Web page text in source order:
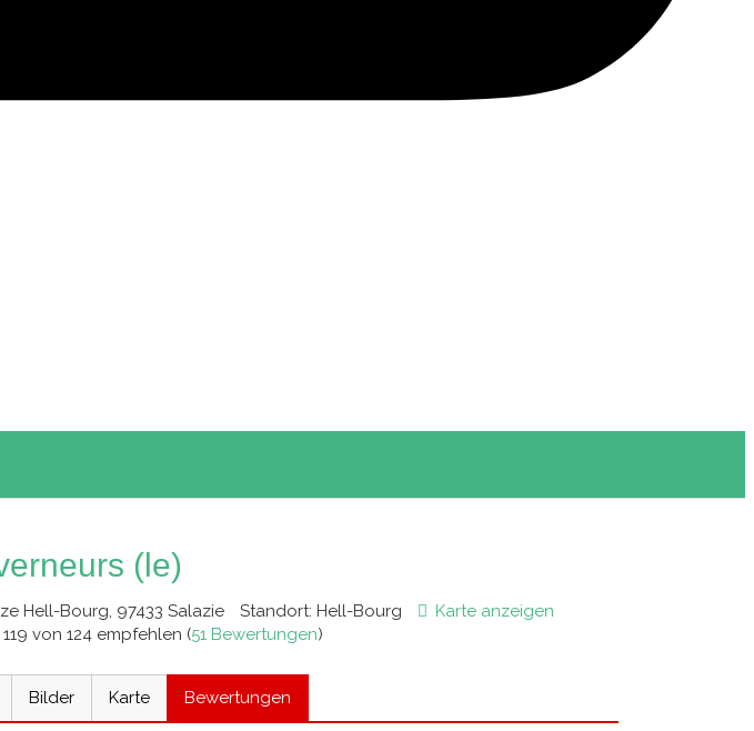
(le)
Hell-Bourg, 97433 Salazie Standort: Hell-Bourg
Karte anzeigen
119 von 124 empfehlen (51 Bewertungen)
Bilder Karte Bewertungen